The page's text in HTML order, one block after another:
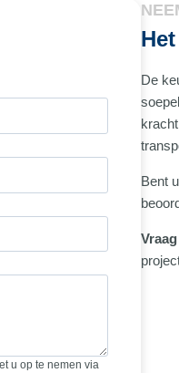
u op te nemen via
De
Bent